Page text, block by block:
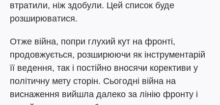
втратили, ніж здобули. Цей список буде
розширюватися.
Отже війна, попри глухий кут на фронті,
продовжується, розширюючи як інструментарій
її ведення, так і постійно вносячи корективи у
політичну мету сторін. Сьогодні війна на
виснаження вийшла далеко за лінію фронту і